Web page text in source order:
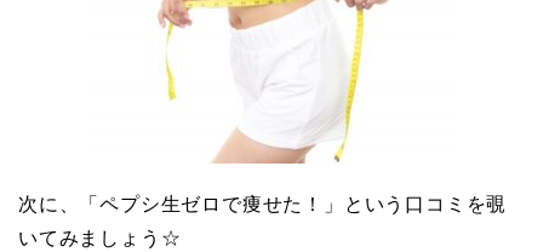
次に、「ペプシ生ゼロで痩せた！」という口コミを覗
いてみましょう☆